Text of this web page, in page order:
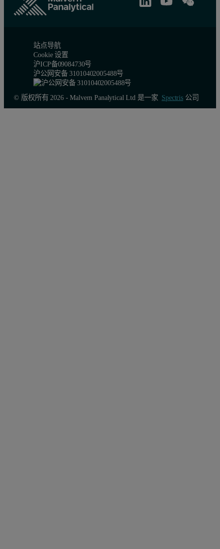
站点导航
Cookie 设置
沪ICP备09084730号
沪公网安备 31010402005488号
© 版权所有 2026 - Malvern Panalytical Ltd 是一家 Spectris公司